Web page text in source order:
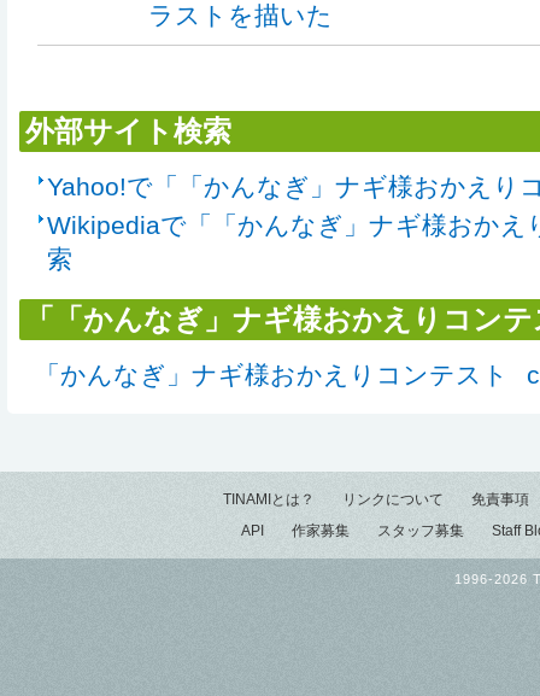
ラストを描いた
外部サイト検索
Yahoo!で「「かんなぎ」ナギ様おかえり
Wikipediaで「「かんなぎ」ナギ様おかえ
索
「「かんなぎ」ナギ様おかえりコン
「かんなぎ」ナギ様おかえりコンテスト
TINAMIとは？ リンクについて
免責事項
API
作家募集 スタッフ募集 Staff
1996-2026